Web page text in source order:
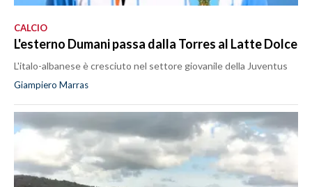
CALCIO
L'esterno Dumani passa dalla Torres al Latte Dolce
L'italo-albanese è cresciuto nel settore giovanile della Juventus
Giampiero Marras